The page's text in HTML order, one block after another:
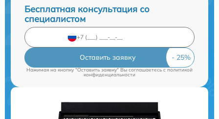
Бесплатная консультация со
специалистом
Оставить заявку
Нажимая на кнопку "Оставить заявку" Вы соглашаетесь cполитикой
конфиденциальности